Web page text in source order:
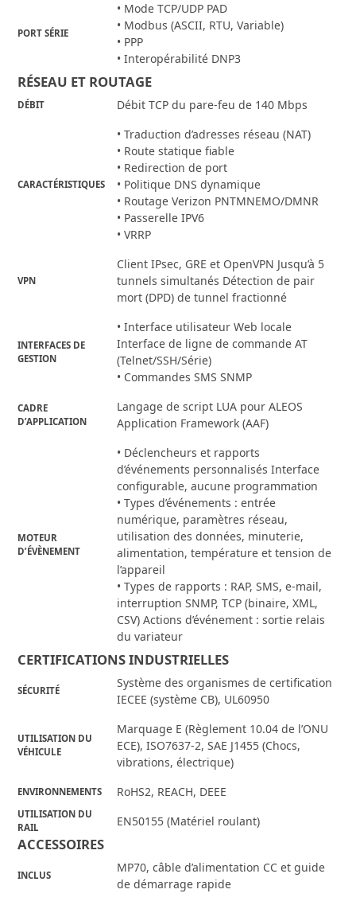
PORT SÉRIE
• Mode TCP/UDP PAD
• Modbus (ASCII, RTU, Variable)
• PPP
• Interopérabilité DNP3
RÉSEAU ET ROUTAGE
DÉBIT Débit TCP du pare-feu de 140 Mbps
CARACTÉRISTIQUES
• Traduction d’adresses réseau (NAT)
• Route statique fiable
• Redirection de port
• Politique DNS dynamique
• Routage Verizon PNTMNEMO/DMNR
• Passerelle IPV6
• VRRP
VPN
Client IPsec, GRE et OpenVPN Jusqu’à 5
tunnels simultanés Détection de pair
mort (DPD) de tunnel fractionné
INTERFACES DE
GESTION
• Interface utilisateur Web locale
Interface de ligne de commande AT
(Telnet/SSH/Série)
• Commandes SMS SNMP
CADRE
D’APPLICATION
Langage de script LUA pour ALEOS
Application Framework (AAF)
MOTEUR
D’ÉVÈNEMENT
• Déclencheurs et rapports
d’événements personnalisés Interface
configurable, aucune programmation
• Types d’événements : entrée
numérique, paramètres réseau,
utilisation des données, minuterie,
alimentation, température et tension de
l’appareil
• Types de rapports : RAP, SMS, e-mail,
interruption SNMP, TCP (binaire, XML,
CSV) Actions d’événement : sortie relais
du variateur
CERTIFICATIONS INDUSTRIELLES
SÉCURITÉ
Système des organismes de certification
IECEE (système CB), UL60950
UTILISATION DU
VÉHICULE
Marquage E (Règlement 10.04 de l’ONU
ECE), ISO7637-2, SAE J1455 (Chocs,
vibrations, électrique)
ENVIRONNEMENTS RoHS2, REACH, DEEE
UTILISATION DU
RAIL
EN50155 (Matériel roulant)
ACCESSOIRES
INCLUS
MP70, câble d’alimentation CC et guide
de démarrage rapide